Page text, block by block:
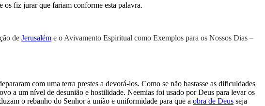
os fiz jurar que fariam conforme esta palavra.
de Jerusalém e o Avivamento Espiritual como Exemplos para os Nossos Dias –
com uma terra prestes a devorá-los. Como se não bastasse as dificuldades
a um nível de desunião e hostilidade. Neemias foi usado por Deus para levar os
o rebanho do Senhor à união e uniformidade para que a obra de Deus seja